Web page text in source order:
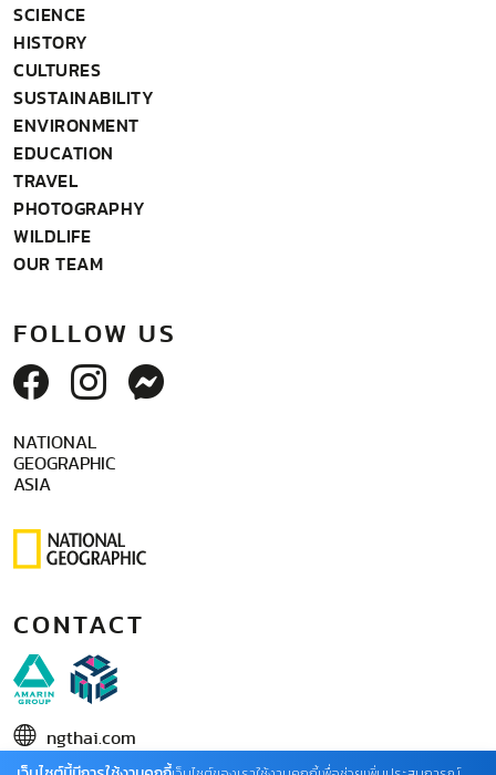
SCIENCE
HISTORY
CULTURES
SUSTAINABILITY
ENVIRONMENT
EDUCATION
TRAVEL
PHOTOGRAPHY
WILDLIFE
OUR TEAM
FOLLOW US
NATIONAL
GEOGRAPHIC
ASIA
CONTACT
ngthai.com
บริษัท เอเอ็มอี อิมเมจิเนทีฟ จำกัด